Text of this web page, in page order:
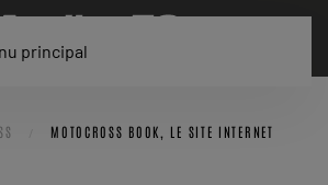
principal
MOTOCROSS BOOK, LE SITE INTERNET